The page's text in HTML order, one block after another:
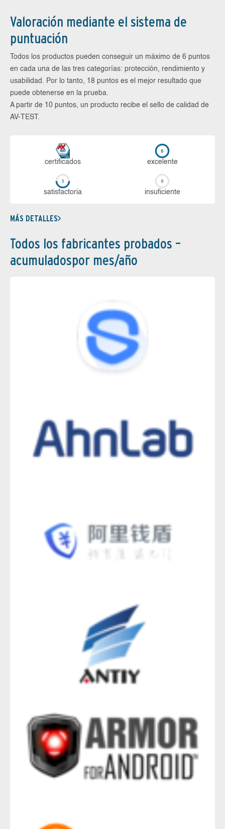
Valoración mediante el sistema de
puntuación
Todos los productos pueden conseguir un máximo de 6 puntos
en cada una de las tres categorías: protección, rendimiento y
usabilidad. Por lo tanto, 18 puntos es el mejor resultado que
puede obtenerse en la prueba.
A partir de 10 puntos, un producto recibe el sello de calidad de
AV-TEST.
certi­ficados ex­ce­len­te
sa­tis­fac­to­ria in­su­fi­cien­te
MÁS DETALLES
Todos los fabricantes probados –
acumuladospor mes/año